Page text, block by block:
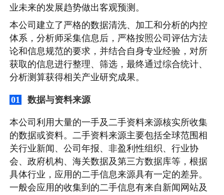
业未来的发展趋势做出客观预测。
本公司建立了严格的数据清洗、加工和分析的内控
体系，分析师采集信息后，严格按照公司评估方法
论和信息规范的要求，并结合自身专业经验，对所
获取的信息进行整理、筛选，最终通过综合统计、
分析测算获得相关产业研究成果。
01 数据与资料来源
本公司利用大量的一手及二手资料来源核实所收集
的数据或资料。二手资料来源主要包括全球范围相
关行业新闻、公司年报、非盈利性组织、行业协
会、政府机构、海关数据及第三方数据库等，根据
具体行业，应用的二手信息来源具有一定的差异。
一般会应用的收集到的二手信息有来自新闻网站及